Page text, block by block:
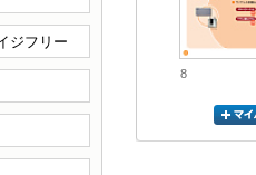
8
ジフリー